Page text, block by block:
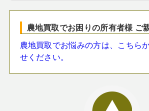
農地買取でお困りの所有者様 ご
農地買取でお悩みの方は、こちら
せください。